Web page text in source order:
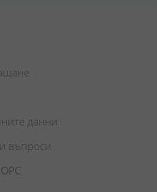
данни
въпроси